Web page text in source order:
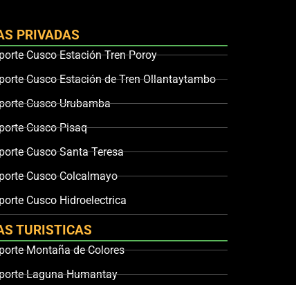
PRIVADAS
Cusco Estación Tren Poroy
Cusco Estación de Tren Ollantaytambo
Cusco Urubamba
Cusco Pisaq
Cusco Santa Teresa
Cusco Colcalmayo
Cusco Hidroelectrica
TURISTICAS
Montaña de Colores
Laguna Humantay